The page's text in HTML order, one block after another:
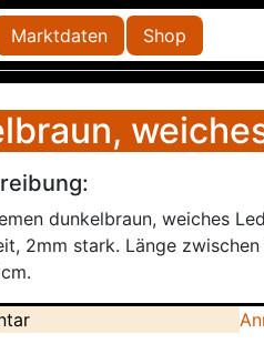
Marktdaten Shop
dunkelbraun, weiches
2mm stark. Länge zwischen